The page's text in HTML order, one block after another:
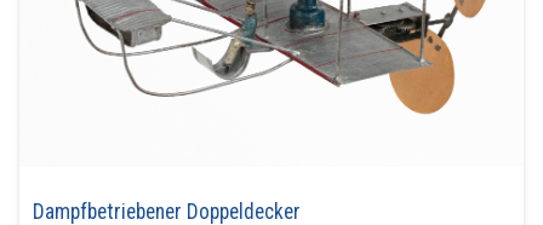
Dampfbetriebener Doppeldecker